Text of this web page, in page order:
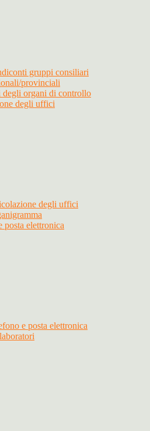
gruppi consiliari
provinciali
degli organi di controllo
degli uffici
degli uffici
posta elettronica
e posta elettronica